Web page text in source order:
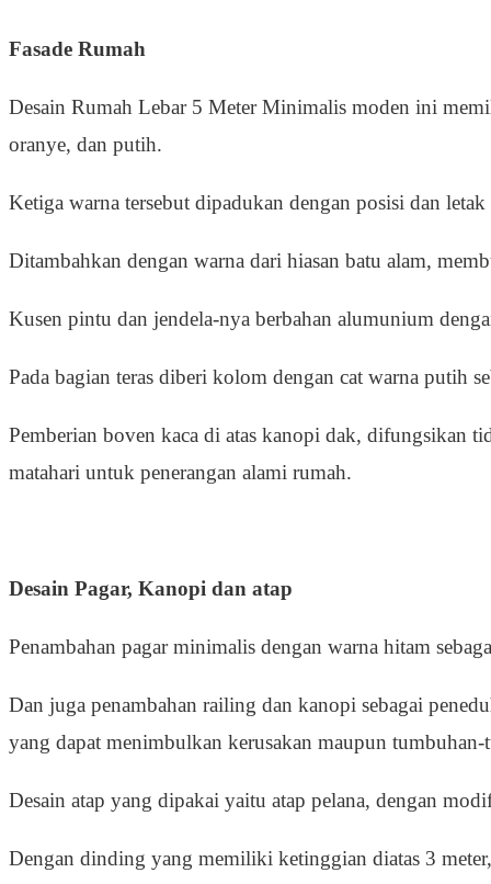
Fasade Rumah
Desain Rumah Lebar 5 Meter Minimalis moden ini
oranye, dan putih.
Ketiga warna tersebut dipadukan dengan posisi dan
Ditambahkan dengan warna dari hiasan batu alam,
Kusen pintu dan jendela-nya berbahan alumunium
Pada bagian teras diberi kolom dengan cat warna putih
Pemberian boven kaca di atas kanopi dak, difungsikan
matahari untuk penerangan alami rumah.
Desain Pagar, Kanopi dan atap
Penambahan pagar minimalis dengan warna hitam
Dan juga penambahan railing dan kanopi sebagai
yang dapat menimbulkan kerusakan maupun
Desain atap yang dipakai yaitu atap pelana, dengan
Dengan dinding yang memiliki ketinggian diatas 3